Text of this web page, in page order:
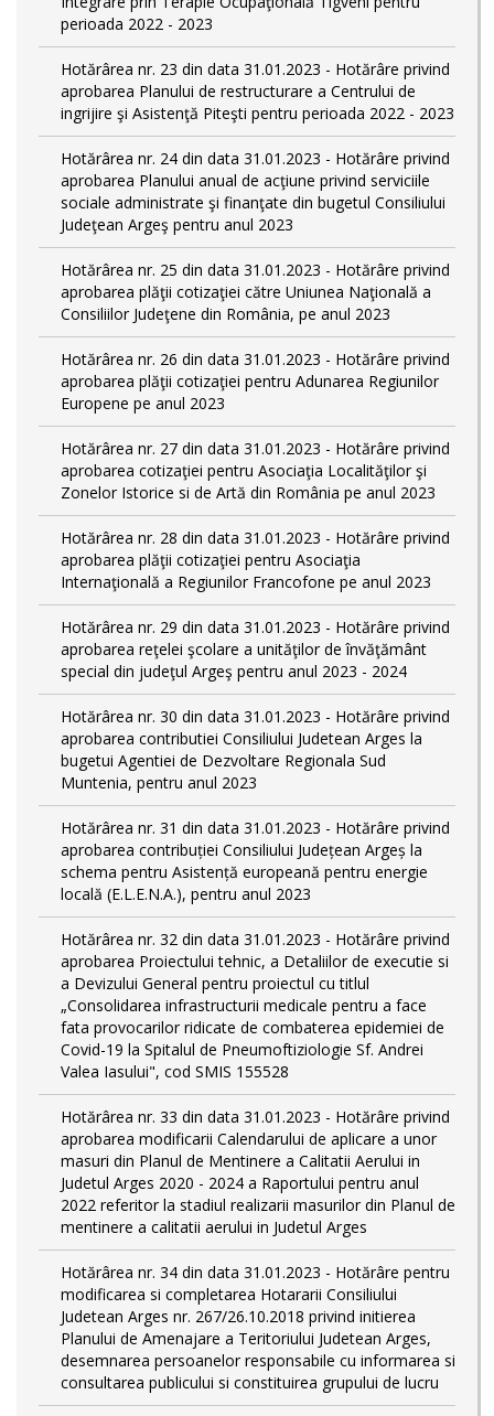
perioada 2022 - 2023
Hotărârea nr. 23 din data 31.01.2023 - Hotărâre privind
aprobarea Planului de restructurare a Centrului de
ingrijire şi Asistenţă Piteşti pentru perioada 2022 - 2023
Hotărârea nr. 24 din data 31.01.2023 - Hotărâre privind
aprobarea Planului anual de acţiune privind serviciile
sociale administrate şi finanţate din bugetul Consiliului
Judeţean Argeş pentru anul 2023
Hotărârea nr. 25 din data 31.01.2023 - Hotărâre privind
aprobarea plăţii cotizaţiei către Uniunea Naţională a
Consiliilor Judeţene din România, pe anul 2023
Hotărârea nr. 26 din data 31.01.2023 - Hotărâre privind
aprobarea plăţii cotizaţiei pentru Adunarea Regiunilor
Europene pe anul 2023
Hotărârea nr. 27 din data 31.01.2023 - Hotărâre privind
aprobarea cotizaţiei pentru Asociaţia Localităţilor şi
Zonelor Istorice si de Artă din România pe anul 2023
Hotărârea nr. 28 din data 31.01.2023 - Hotărâre privind
aprobarea plăţii cotizaţiei pentru Asociaţia
Internaţională a Regiunilor Francofone pe anul 2023
Hotărârea nr. 29 din data 31.01.2023 - Hotărâre privind
aprobarea reţelei şcolare a unităţilor de învăţământ
special din judeţul Argeş pentru anul 2023 - 2024
Hotărârea nr. 30 din data 31.01.2023 - Hotărâre privind
aprobarea contributiei Consiliului Judetean Arges la
bugetui Agentiei de Dezvoltare Regionala Sud
Muntenia, pentru anul 2023
Hotărârea nr. 31 din data 31.01.2023 - Hotărâre privind
aprobarea contribuției Consiliului Județean Argeș la
schema pentru Asistență europeană pentru energie
locală (E.L.E.N.A.), pentru anul 2023
Hotărârea nr. 32 din data 31.01.2023 - Hotărâre privind
aprobarea Proiectului tehnic, a Detaliilor de executie si
a Devizului General pentru proiectul cu titlul
„Consolidarea infrastructurii medicale pentru a face
fata provocarilor ridicate de combaterea epidemiei de
Covid-19 la Spitalul de Pneumoftiziologie Sf. Andrei
Valea Iasului", cod SMIS 155528
Hotărârea nr. 33 din data 31.01.2023 - Hotărâre privind
aprobarea modificarii Calendarului de aplicare a unor
masuri din Planul de Mentinere a Calitatii Aerului in
Judetul Arges 2020 - 2024 a Raportului pentru anul
2022 referitor la stadiul realizarii masurilor din Planul de
mentinere a calitatii aerului in Judetul Arges
Hotărârea nr. 34 din data 31.01.2023 - Hotărâre pentru
modificarea si completarea Hotararii Consiliului
Judetean Arges nr. 267/26.10.2018 privind initierea
Planului de Amenajare a Teritoriului Judetean Arges,
desemnarea persoanelor responsabile cu informarea si
consultarea publicului si constituirea grupului de lucru